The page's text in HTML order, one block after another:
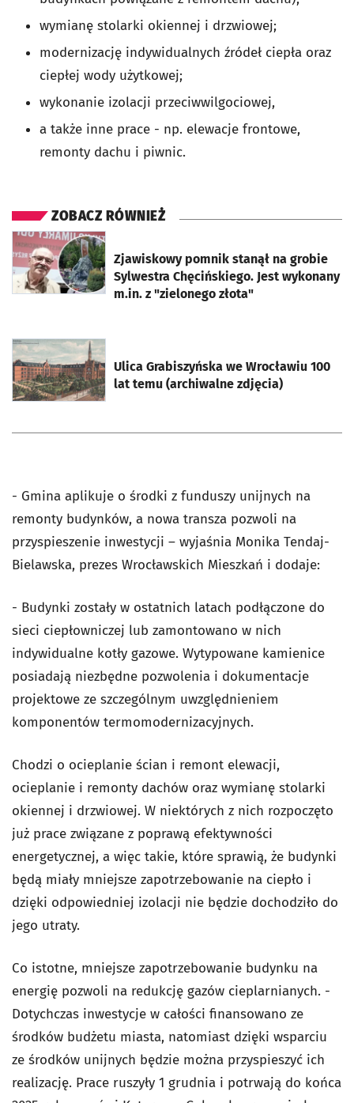
wymianę stolarki okiennej i drzwiowej;
modernizację indywidualnych źródeł ciepła oraz
ciepłej wody użytkowej;
wykonanie izolacji przeciwwilgociowej,
a także inne prace - np. elewacje frontowe,
remonty dachu i piwnic.
ZOBACZ RÓWNIEŻ
Zjawiskowy pomnik stanął na grobie
Sylwestra Chęcińskiego. Jest wykonany
m.in. z "zielonego złota"
otworzy się w nowej karcie
Ulica Grabiszyńska we Wrocławiu 100
lat temu (archiwalne zdjęcia)
otworzy się w nowej karcie
- Gmina aplikuje o środki z funduszy unijnych na
remonty budynków, a nowa transza pozwoli na
przyspieszenie inwestycji – wyjaśnia Monika Tendaj-
Bielawska, prezes Wrocławskich Mieszkań i dodaje:
- Budynki zostały w ostatnich latach podłączone do
sieci ciepłowniczej lub zamontowano w nich
indywidualne kotły gazowe. Wytypowane kamienice
posiadają niezbędne pozwolenia i dokumentacje
projektowe ze szczególnym uwzględnieniem
komponentów termomodernizacyjnych.
Chodzi o ocieplanie ścian i remont elewacji,
ocieplanie i remonty dachów oraz wymianę stolarki
okiennej i drzwiowej. W niektórych z nich rozpoczęto
już prace związane z poprawą efektywności
energetycznej, a więc takie, które sprawią, że budynki
będą miały mniejsze zapotrzebowanie na ciepło i
dzięki odpowiedniej izolacji nie będzie dochodziło do
jego utraty.
Co istotne, mniejsze zapotrzebowanie budynku na
energię pozwoli na redukcję gazów cieplarnianych. -
Dotychczas inwestycje w całości finansowano ze
środków budżetu miasta, natomiast dzięki wsparciu
ze środków unijnych będzie można przyspieszyć ich
realizację. Prace ruszyły 1 grudnia i potrwają do końca